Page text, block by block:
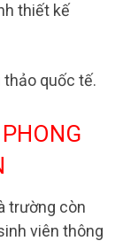
thiết kế
thảo quốc tế.
trường còn
viên thông